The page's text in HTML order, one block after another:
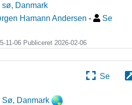
sø, Danmark
Hamann Andersen -
Se
11-06 Publiceret2026-02-06
Se
Sø, Danmark